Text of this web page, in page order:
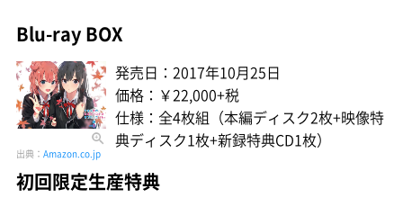
Blu-ray BOX
出典： Amazon.co.jp
発売日：2017年10月25日
価格：￥22,000+税
仕様：全4枚組（本編ディスク2枚+映像特
典ディスク1枚+新録特典CD1枚）
初回限定生産特典